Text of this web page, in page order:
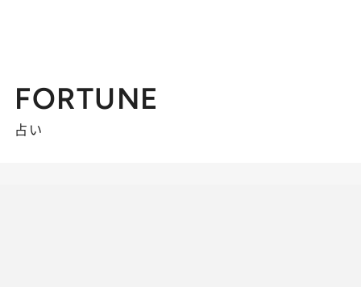
FORTUNE
占い